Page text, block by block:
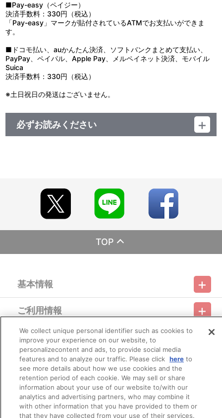
■Pay-easy（ペイジー）
決済手数料：330円（税込）
「Pay-easy」マークが貼付されているATMでお支払いができま
す。
■ドコモ払い、auかんたん決済、ソフトバンクまとめて支払い、
PayPay、ペイパル、Apple Pay、メルペイネット決済、モバイル
Suica
決済手数料：330円（税込）
※土日祝日の発送はございません。
必ずお読みください
※同日にご注文いただいた場合でも、出荷作業の関係上、必ずしも
同日にお届けとならない場合がございます。
また、購入順や地域順でのお届けではございません。
※お届けにつきましてのお問い合わせにはお答えできかねます。
※今後店頭・劇場・催事などで販売する場合がございます。
※受付期間内であっても予定数に達した場合、販売を終了する場合
※「在庫がありません」表示後も、ご注文のキャンセルや支払い期
限切れが発生した際は販売を再開させていただく場合がございま
※『ぴえろ魔法少女シリーズ POP UP STORE ～ときめきフォトス
タジオ～』グッズ以外の商品との合わせ買いは出来ません。
※商品画像はイメージです。実際の商品仕様が異なる場合がござい
ます。
※撮影環境やご利用のモニター環境により、実物と多少異なって見
える場合がございます。あらかじめご了承ください。
※ご注文に際して、不正行為もしくはそのおそれがある行為がなさ
れたと当社が判断した場合、ご注文を無効とし、且つ今後のお取引
停止や会員登録の取消を行う場合があります。
■ご注文・お支払いについて
※本商品のご注文は「A-on STORE」が承り、発送を行います。
なお、ご注文には、「A-on STORE」の会員登録（無料）が必要
TOP
基本情報
利用規約 特定商取引法に基づく表示
プライバシーオプション 会社概要
ご利用情報
ご利用ガイド サイトマップ お問い合わせ 推奨環境
Do Not Sell or Share My Personal Information
会員メニュー
ログイン 会員規約 新規会員登録
その他のご案内
バンダイナムコフィルムワークス
We collect unique personal identifier such as cookies to
improve your experience on our website, to
personalizecontent and ads, to provide social media
features and to analyze our traffic. Please click hereto
see more details about how we use cookies and the
retention period of each cookie. We may sell or share
information about your use of our website to/with our
analytics and advertising partners, who may combine it
with other information that you have provided to them or
that they have collected from your use of their services.